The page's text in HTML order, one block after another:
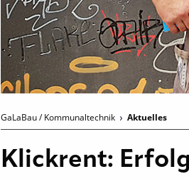
GaLaBau / Kommunaltechnik Aktuelles
Klickrent: